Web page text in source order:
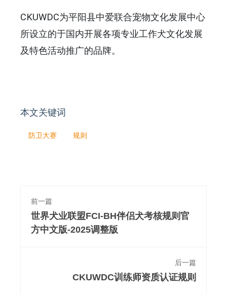
CKUWDC为平阳县中爱联合宠物文化发展中心
所设立的于国内开展各项专业工作犬文化发展
及特色活动推广的品牌。
本文关键词
防卫大赛 规则
前一篇
世界犬业联盟FCI-BH伴侣犬考核规则官
方中文版-2025调整版
后一篇
CKUWDC训练师资质认证规则